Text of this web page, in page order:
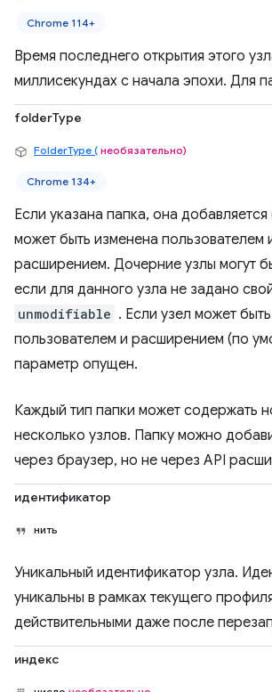
Chrome 114+
Время последнего открытия этого
миллисекундах с начала эпохи. Для
folderType
FolderType ( необязательно)
Chrome 134+
Если указана папка, она
может быть изменена пользователем
расширением. Дочерние узлы могут
если для данного узла не задано
unmodifiable . Если узел может
пользователем и расширением (по
параметр опущен.
Каждый тип папки может содержать
несколько узлов. Папку можно
через браузер, но не через API
идентификатор
нить
Уникальный идентификатор узла.
уникальны в рамках текущего
действительными даже после
индекс